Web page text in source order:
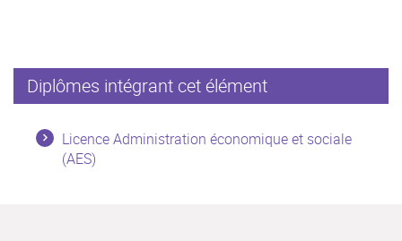
Diplômes intégrant cet élément
Licence Administration économique et sociale
(AES)